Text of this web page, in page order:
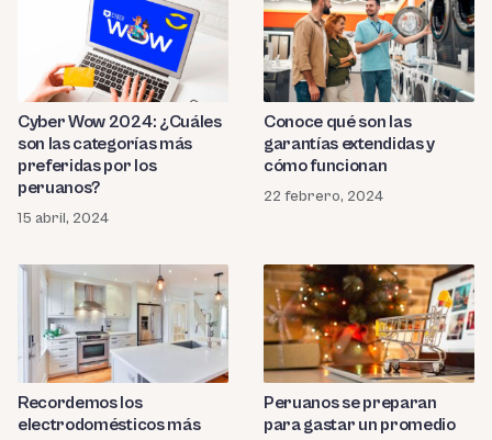
Cyber Wow 2024: ¿Cuáles
son las categorías más
preferidas por los
peruanos?
15 abril, 2024
Conoce qué son las
garantías extendidas y
cómo funcionan
22 febrero, 2024
Recordemos los
electrodomésticos más
Peruanos se preparan
para gastar un promedio